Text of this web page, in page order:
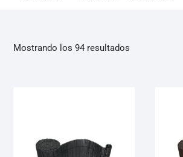
Mostrando los 94 resultados